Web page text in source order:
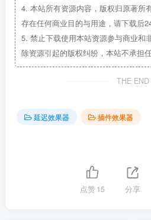
4. 本站所有资源内容，版权归原著所
存在任何商业目的与用途，请下载后
5. 禁止下载使用本站资源参与商业和
除资源引起的版权纠纷，本站不承担
THE END
延迟效果器 插件效果器
点赞15 分享